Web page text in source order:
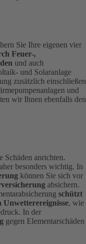
Sie Ihre eigenen vier
Feuer-,
und auch
und Solaranlage
zusätzlich
und
wir Ihnen ebenfalls den
Schäden anrichten.
besonders wichtig. In
können Sie sich vor
absichern.
schützt
, wie
In der
gegen Elementarschäden